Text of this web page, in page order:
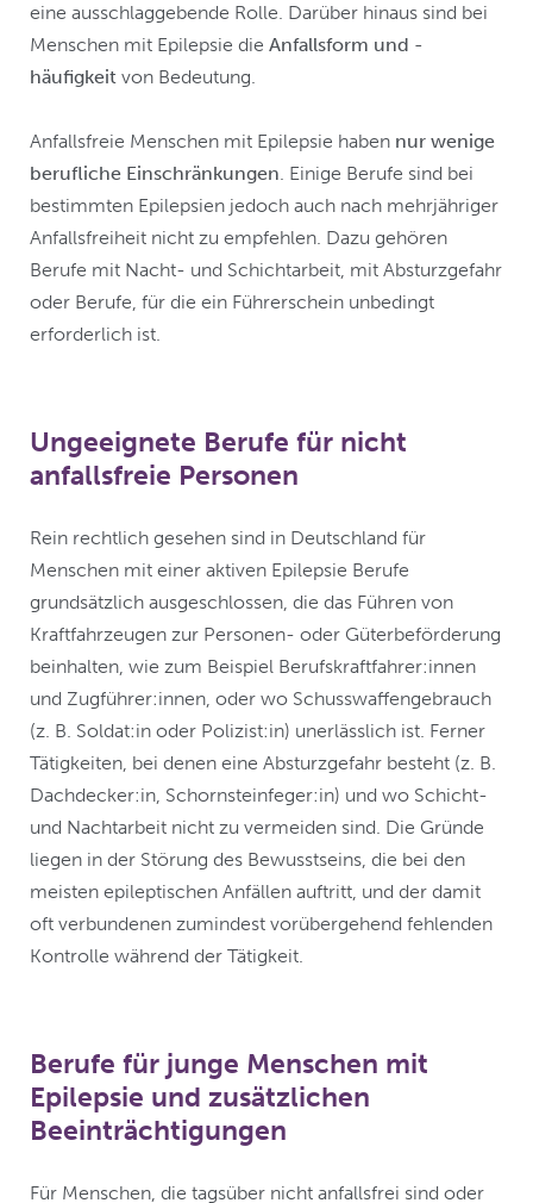
eine ausschlaggebende Rolle. Darüber hinaus sind bei
Menschen mit Epilepsie die Anfallsform und -
häufigkeit von Bedeutung.
Anfallsfreie Menschen mit Epilepsie haben nur wenige
berufliche Einschränkungen. Einige Berufe sind bei
bestimmten Epilepsien jedoch auch nach mehrjähriger
Anfallsfreiheit nicht zu empfehlen. Dazu gehören
Berufe mit Nacht- und Schichtarbeit, mit Absturzgefahr
oder Berufe, für die ein Führerschein unbedingt
erforderlich ist.
Ungeeignete Berufe für nicht
anfallsfreie Personen
Rein rechtlich gesehen sind in Deutschland für
Menschen mit einer aktiven Epilepsie Berufe
grundsätzlich ausgeschlossen, die das Führen von
Kraftfahrzeugen zur Personen- oder Güterbeförderung
beinhalten, wie zum Beispiel Berufskraftfahrer:innen
und Zugführer:innen, oder wo Schusswaffengebrauch
(z. B. Soldat:in oder Polizist:in) unerlässlich ist. Ferner
Tätigkeiten, bei denen eine Absturzgefahr besteht (z. B.
Dachdecker:in, Schornsteinfeger:in) und wo Schicht-
und Nachtarbeit nicht zu vermeiden sind. Die Gründe
liegen in der Störung des Bewusstseins, die bei den
meisten epileptischen Anfällen auftritt, und der damit
oft verbundenen zumindest vorübergehend fehlenden
Kontrolle während der Tätigkeit.
Berufe für junge Menschen mit
Epilepsie und zusätzlichen
Beeinträchtigungen
Für Menschen, die tagsüber nicht anfallsfrei sind oder